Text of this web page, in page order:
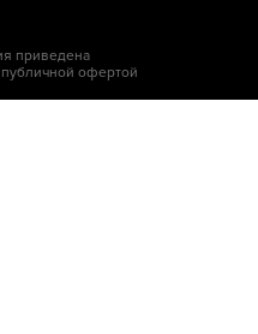
приведена
офертой